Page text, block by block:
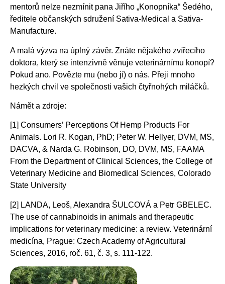
mentorů nelze nezmínit pana Jiřího „Konopníka“ Šedého,
ředitele občanských sdružení Sativa-Medical a Sativa-
Manufacture.
A malá výzva na úplný závěr. Znáte nějakého zvířecího
doktora, který se intenzivně věnuje veterinárnímu konopí?
Pokud ano. Povězte mu (nebo jí) o nás. Přeji mnoho
hezkých chvil ve společnosti vašich čtyřnohých miláčků.
Námět a zdroje:
[1] Consumers’ Perceptions Of Hemp Products For
Animals. Lori R. Kogan, PhD; Peter W. Hellyer, DVM, MS,
DACVA, & Narda G. Robinson, DO, DVM, MS, FAAMA
From the Department of Clinical Sciences, the College of
Veterinary Medicine and Biomedical Sciences, Colorado
State University
[2] LANDA, Leoš, Alexandra ŠULCOVÁ a Petr GBELEC.
The use of cannabinoids in animals and therapeutic
implications for veterinary medicine: a review. Veterinární
medicína, Prague: Czech Academy of Agricultural
Sciences, 2016, roč. 61, č. 3, s. 111-122.